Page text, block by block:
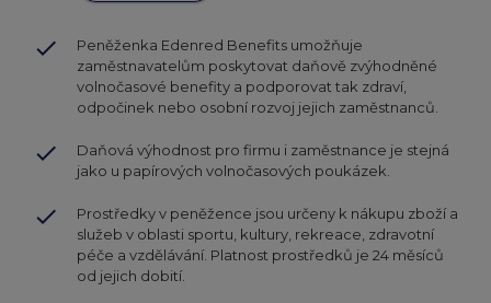
done
Peněženka Edenred Benefits umožňuje
zaměstnavatelům poskytovat daňově zvýhodněné
volnočasové benefity a podporovat tak zdraví,
odpočinek nebo osobní rozvoj jejich zaměstnanců.
done
Daňová výhodnost pro firmu i zaměstnance je stejná
jako u papírových volnočasových poukázek.
done
Prostředky v peněžence jsou určeny k nákupu zboží a
služeb v oblasti sportu, kultury, rekreace, zdravotní
péče a vzdělávání. Platnost prostředků je 24 měsíců
od jejich dobití.